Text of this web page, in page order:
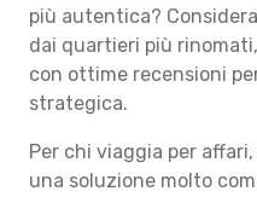
più autentica?
dai quartieri più
con ottime recensioni
strategica.
Per chi viaggia per affari,
una soluzione molto